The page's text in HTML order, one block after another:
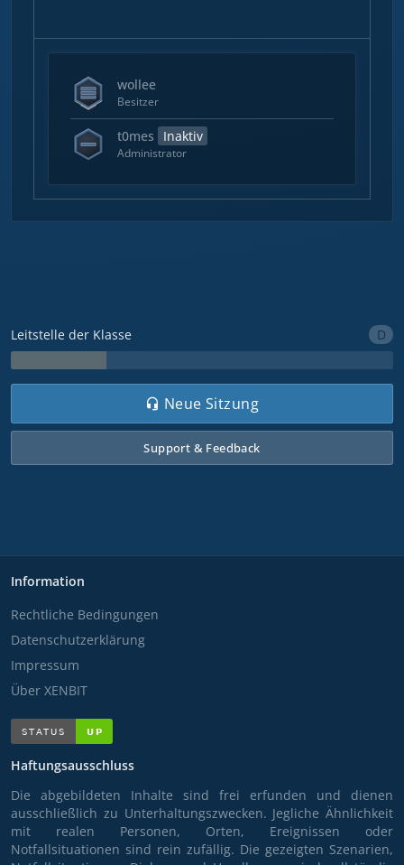
wollee
Besitzer
t0mes Inaktiv
Administrator
Leitstelle der Klasse D
Neue Sitzung
Support & Feedback
Information
Rechtliche Bedingungen
Datenschutzerklärung
Impressum
Über XENBIT
Haftungsausschluss
Die abgebildeten Inhalte sind frei erfunden und dienen
ausschließlich zu Unterhaltungszwecken. Jegliche Ähnlichkeit
mit realen Personen, Orten, Ereignissen oder
Notfallsituationen sind rein zufällig. Die gezeigten Szenarien,